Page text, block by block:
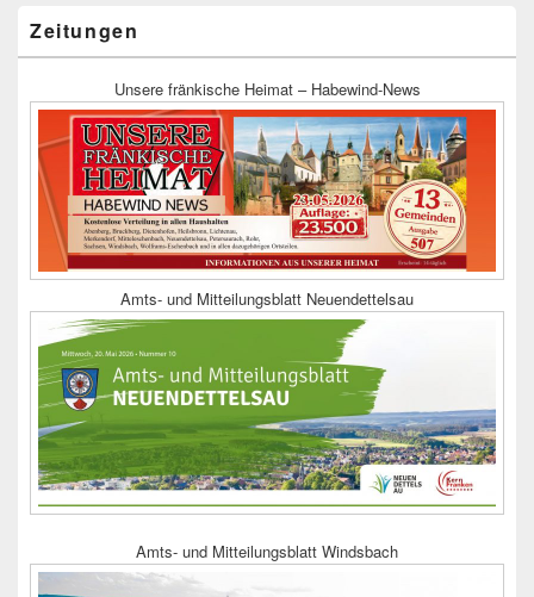
Zeitungen
Unsere fränkische Heimat – Habewind-News
Amts- und Mitteilungsblatt Neuendettelsau
Amts- und Mitteilungsblatt Windsbach